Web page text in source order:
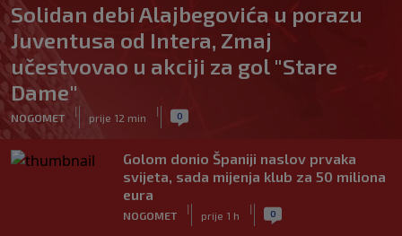
Solidan debi Alajbegovića u porazu
Juventusa od Intera, Zmaj
učestvovao u akciji za gol "Stare
Dame"
NOGOMET
|
prije 12 min
| 0
Golom donio Španiji naslov prvaka
svijeta, sada mijenja klub za 50 miliona
eura
NOGOMET
|
prije 1 h
| 0